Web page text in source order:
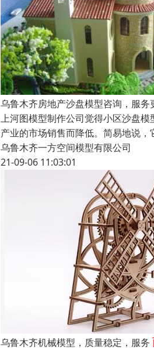
乌鲁木齐房地产沙盘模型咨询，服务
上河图模型制作公司觉得小区沙盘
产业的市场销售而降低。简易地说
乌鲁木齐一方空间模型有限公司
21-09-06 11:03:01
乌鲁木齐机械模型，质量稳定，服务